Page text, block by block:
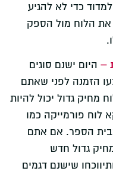
כדי לא להגיע
הלוח מול הספק
– היום ישנם סוגים
הזמנה לפני שאתם
מחיק גדול יכול להיות
לוח פורמייקה כמו
בבית הספר. אם אתם
גדול חדש
שישנם דגמים